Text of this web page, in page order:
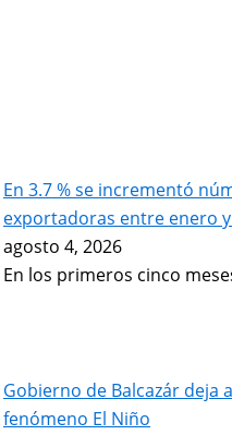
En 3.7 % se incrementó
exportadoras entre enero
agosto 4, 2026
En los primeros cinco
Gobierno de Balcazár deja
fenómeno El Niño